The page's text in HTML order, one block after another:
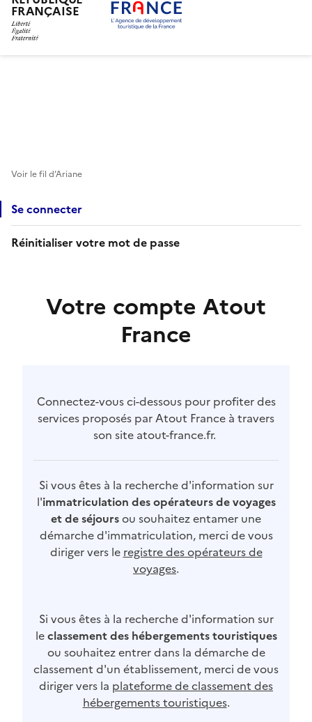
FRANÇAISE
Voir le fil d’Ariane
Se connecter
Réinitialiser votre mot de passe
Votre compte Atout
France
Connectez-vous ci-dessous pour profiter des
services proposés par Atout France à travers
son site atout-france.fr.
Si vous êtes à la recherche d'information sur
l'immatriculation des opérateurs de voyages
et de séjoursou souhaitez entamer une
démarche d'immatriculation, merci de vous
diriger vers le registre des opérateurs de
voyages.
Si vous êtes à la recherche d'information sur
leclassement des hébergements touristiques
ou souhaitez entrer dans la démarche de
classement d'un établissement, merci de vous
diriger vers la plateforme de classement des
hébergements touristiques.